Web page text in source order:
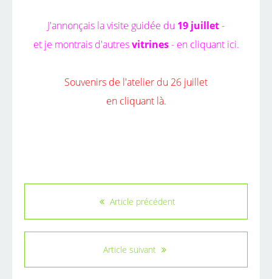
J'annonçais la visite guidée du 19 juillet-
et je montrais d'autresvitrines- en cliquant ici.
Souvenirs de l'atelier du 26 juillet
en cliquant là.
Article précédent
Article suivant